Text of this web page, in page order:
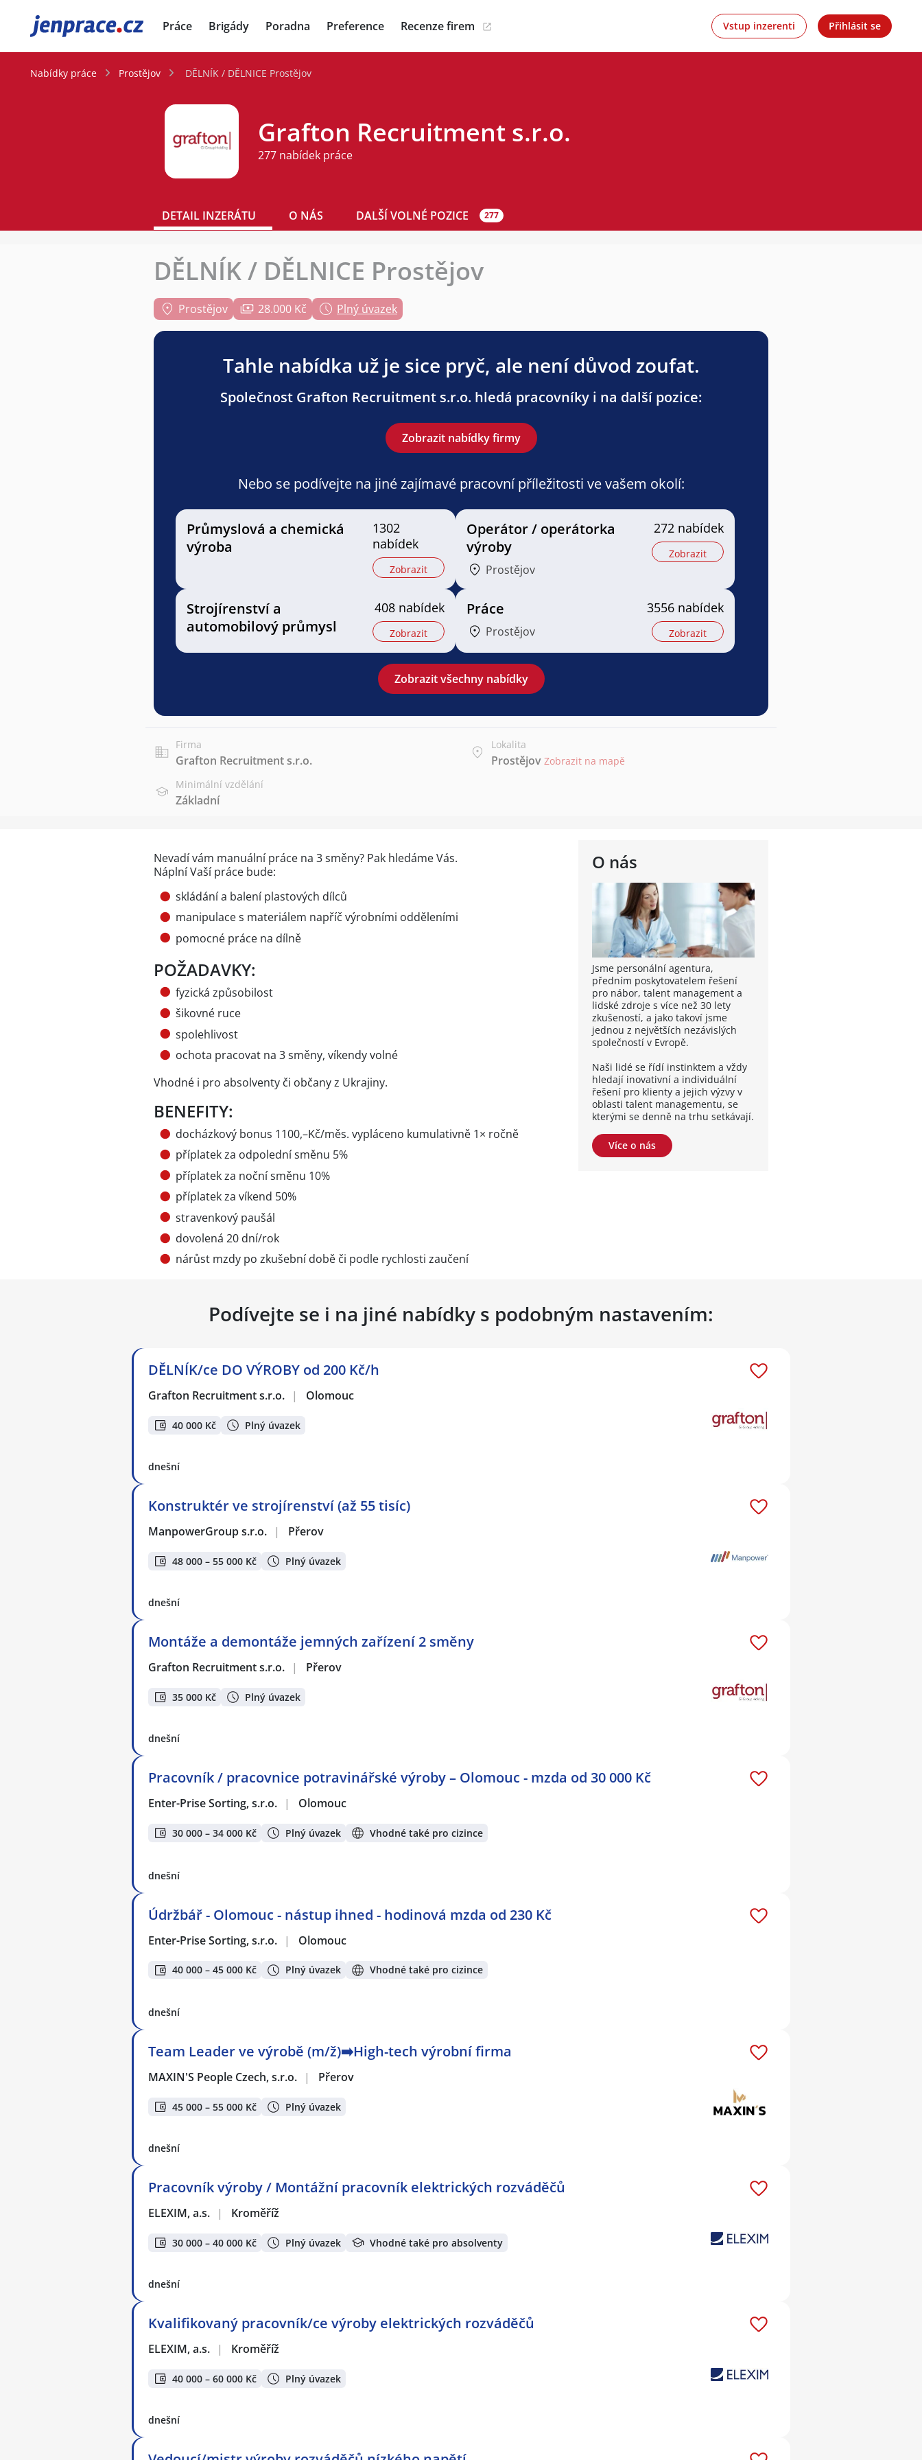
JenPráce.cz Práce Brigády Poradna Preference Recenze firem Vstup inzerenti Přihlásit se
Nabídky práce Prostějov DĚLNÍK / DĚLNICE Prostějov
Grafton Recruitment s.r.o.
277 nabídek práce
DETAIL INZERÁTU O NÁS DALŠÍ VOLNÉ POZICE 277
DĚLNÍK / DĚLNICE Prostějov
Prostějov 28.000 Kč Plný úvazek
Tahle nabídka už je sice pryč, ale není důvod zoufat.
Společnost Grafton Recruitment s.r.o. hledá pracovníky i na další pozice:
Zobrazit nabídky firmy
Nebo se podívejte na jiné zajímavé pracovní příležitosti ve vašem okolí:
Průmyslová a chemická
výroba
1302
nabídek
Zobrazit
Operátor / operátorka
výroby
Prostějov
272 nabídek
Zobrazit
Strojírenství a
automobilový průmysl
408 nabídek
Zobrazit
Práce
Prostějov
3556 nabídek
Zobrazit
Zobrazit všechny nabídky
Firma
Grafton Recruitment s.r.o.
Lokalita
Prostějov Zobrazit na mapě
Minimální vzdělání
Základní
O nás
Jsme personální agentura,
předním poskytovatelem řešení
pro nábor, talent management a
lidské zdroje s více než 30 lety
zkušeností, a jako takoví jsme
jednou z největších nezávislých
společností v Evropě.
Naši lidé se řídí instinktem a vždy
hledají inovativní a individuální
řešení pro klienty a jejich výzvy v
oblasti talent managementu, se
kterými se denně na trhu setkávají.
Více o nás
Nevadí vám manuální práce na 3 směny? Pak hledáme Vás.
Náplní Vaší práce bude:
skládání a balení plastových dílců
manipulace s materiálem napříč výrobními odděleními
pomocné práce na dílně
POŽADAVKY:
fyzická způsobilost
šikovné ruce
spolehlivost
ochota pracovat na 3 směny, víkendy volné
Vhodné i pro absolventy či občany z Ukrajiny.
BENEFITY:
docházkový bonus 1100,–Kč/měs. vypláceno kumulativně 1× ročně
příplatek za odpolední směnu 5%
příplatek za noční směnu 10%
příplatek za víkend 50%
stravenkový paušál
dovolená 20 dní/rok
nárůst mzdy po zkušební době či podle rychlosti zaučení
Podívejte se i na jiné nabídky s podobným nastavením:
DĚLNÍK/ce DO VÝROBY od 200 Kč/h
Grafton Recruitment s.r.o. | Olomouc
40 000 Kč Plný úvazek
dnešní
Konstruktér ve strojírenství (až 55 tisíc)
ManpowerGroup s.r.o. | Přerov
48 000 – 55 000 Kč Plný úvazek
dnešní
Montáže a demontáže jemných zařízení 2 směny
Grafton Recruitment s.r.o. | Přerov
35 000 Kč Plný úvazek
dnešní
Pracovník / pracovnice potravinářské výroby – Olomouc - mzda od 30 000 Kč
Enter-Prise Sorting, s.r.o. | Olomouc
30 000 – 34 000 Kč Plný úvazek Vhodné také pro cizince
dnešní
Údržbář - Olomouc - nástup ihned - hodinová mzda od 230 Kč
Enter-Prise Sorting, s.r.o. | Olomouc
40 000 – 45 000 Kč Plný úvazek Vhodné také pro cizince
dnešní
Team Leader ve výrobě (m/ž)➡️High-tech výrobní firma
MAXIN'S People Czech, s.r.o. | Přerov
45 000 – 55 000 Kč Plný úvazek
dnešní
Pracovník výroby / Montážní pracovník elektrických rozváděčů
ELEXIM, a.s. | Kroměříž
30 000 – 40 000 Kč Plný úvazek Vhodné také pro absolventy
dnešní
Kvalifikovaný pracovník/ce výroby elektrických rozváděčů
ELEXIM, a.s. | Kroměříž
40 000 – 60 000 Kč Plný úvazek
dnešní